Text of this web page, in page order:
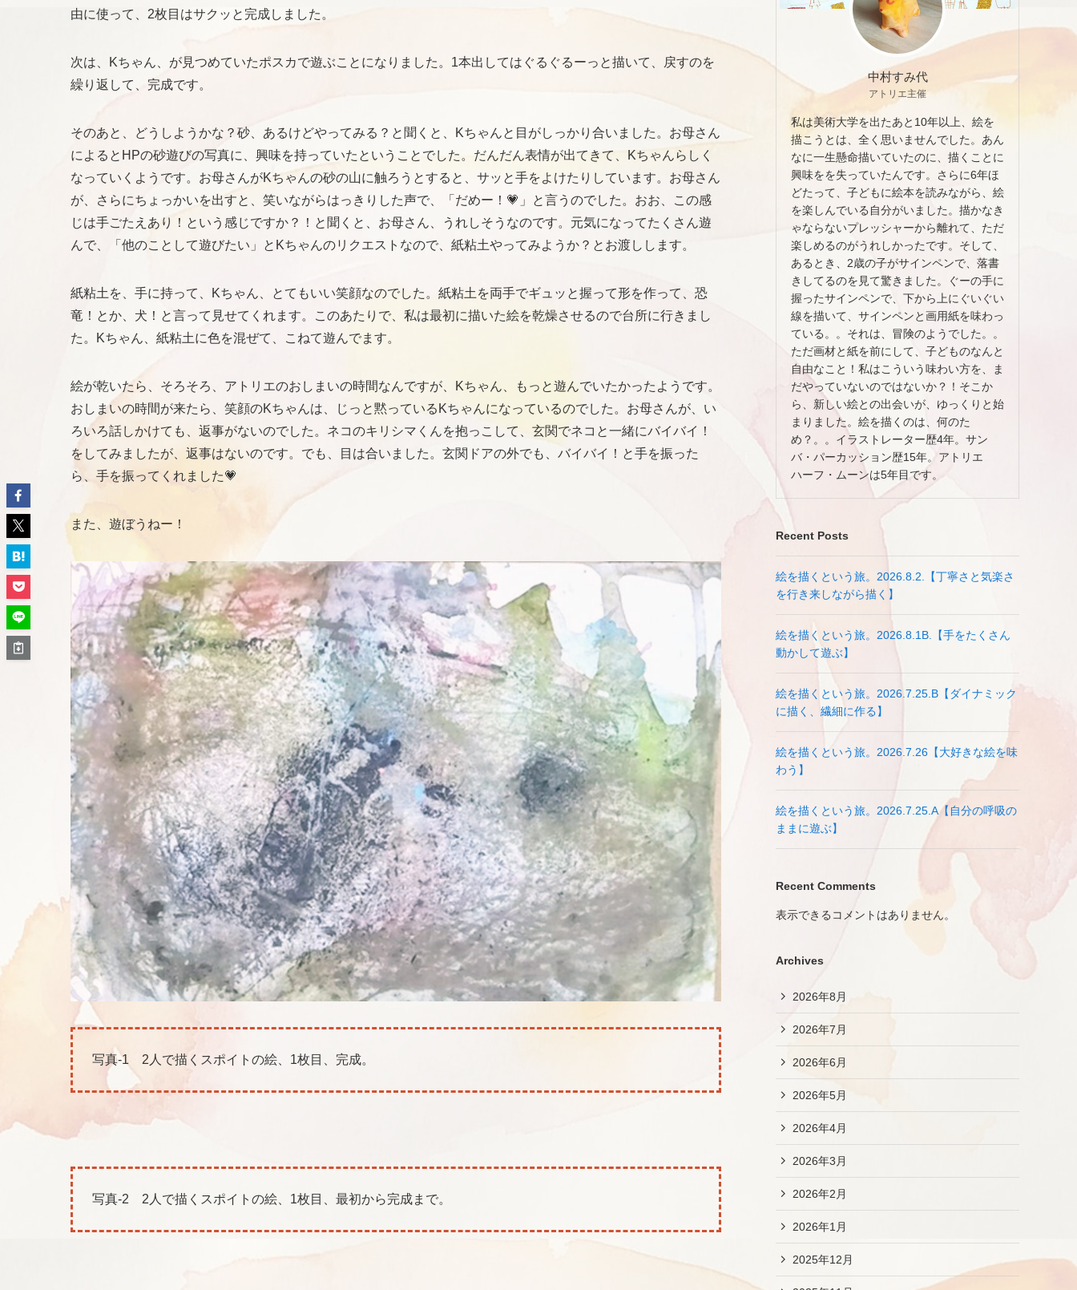
由に使って、2枚目はサクッと完成しました。
次は、Kちゃん、が見つめていたポスカで遊ぶことになりました。1本出してはぐるぐるーっと描いて、戻すのを
繰り返して、完成です。
そのあと、どうしようかな？砂、あるけどやってみる？と聞くと、Kちゃんと目がしっかり合いました。お母さん
によるとHPの砂遊びの写真に、興味を持っていたということでした。だんだん表情が出てきて、Kちゃんらしく
なっていくようです。お母さんがKちゃんの砂の山に触ろうとすると、サッと手をよけたりしています。お母さん
が、さらにちょっかいを出すと、笑いながらはっきりした声で、「だめー！💗」と言うのでした。おお、この感
じは手ごたえあり！という感じですか？！と聞くと、お母さん、うれしそうなのです。元気になってたくさん遊
んで、「他のことして遊びたい」とKちゃんのリクエストなので、紙粘土やってみようか？とお渡しします。
紙粘土を、手に持って、Kちゃん、とてもいい笑顔なのでした。紙粘土を両手でギュッと握って形を作って、恐
竜！とか、犬！と言って見せてくれます。このあたりで、私は最初に描いた絵を乾燥させるので台所に行きまし
た。Kちゃん、紙粘土に色を混ぜて、こねて遊んでます。
絵が乾いたら、そろそろ、アトリエのおしまいの時間なんですが、Kちゃん、もっと遊んでいたかったようです。
おしまいの時間が来たら、笑顔のKちゃんは、じっと黙っているKちゃんになっているのでした。お母さんが、い
ろいろ話しかけても、返事がないのでした。ネコのキリシマくんを抱っこして、玄関でネコと一緒にバイバイ！
をしてみましたが、返事はないのです。でも、目は合いました。玄関ドアの外でも、バイバイ！と手を振った
ら、手を振ってくれました💗
また、遊ぼうねー！
写真-1 2人で描くスポイトの絵、1枚目、完成。
写真-2 2人で描くスポイトの絵、1枚目、最初から完成まで。
中村すみ代
アトリエ主催
私は美術大学を出たあと10年以上、絵を
描こうとは、全く思いませんでした。あん
なに一生懸命描いていたのに、描くことに
興味をを失っていたんです。さらに6年ほ
どたって、子どもに絵本を読みながら、絵
を楽しんでいる自分がいました。描かなき
ゃならないプレッシャーから離れて、ただ
楽しめるのがうれしかったです。そして、
あるとき、2歳の子がサインペンで、落書
きしてるのを見て驚きました。ぐーの手に
握ったサインペンで、下から上にぐいぐい
線を描いて、サインペンと画用紙を味わっ
ている。。それは、冒険のようでした。。
ただ画材と紙を前にして、子どものなんと
自由なこと！私はこういう味わい方を、ま
だやっていないのではないか？！そこか
ら、新しい絵との出会いが、ゆっくりと始
まりました。絵を描くのは、何のた
め？。。イラストレーター歴4年。サン
バ・パーカッション歴15年。アトリエ
ハーフ・ムーンは5年目です。
Recent Posts
絵を描くという旅。2026.8.2.【丁寧さと気楽さ
を行き来しながら描く】
絵を描くという旅。2026.8.1B.【手をたくさん
動かして遊ぶ】
絵を描くという旅。2026.7.25.B【ダイナミック
に描く、繊細に作る】
絵を描くという旅。2026.7.26【大好きな絵を味
わう】
絵を描くという旅。2026.7.25.A【自分の呼吸の
ままに遊ぶ】
Recent Comments
表示できるコメントはありません。
Archives
2026年8月
2026年7月
2026年6月
2026年5月
2026年4月
2026年3月
2026年2月
2026年1月
2025年12月